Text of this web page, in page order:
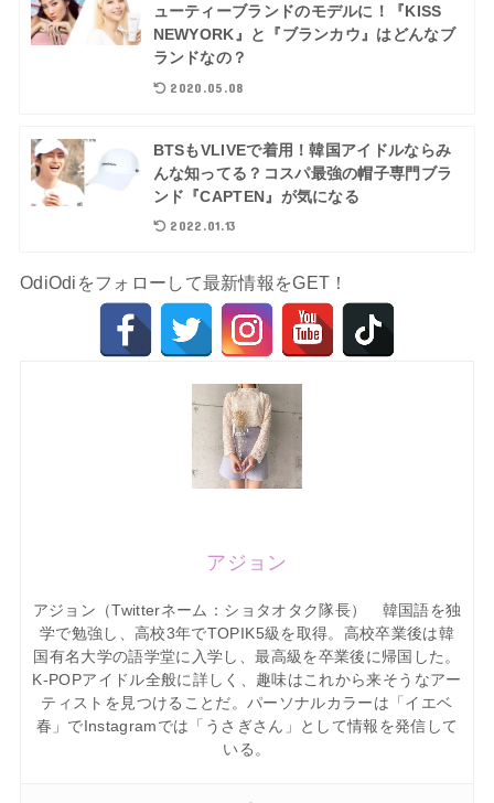
ューティーブランドのモデルに！『KISS
NEWYORK』と『ブランカウ』はどんなブ
ランドなの？
2020.05.08
BTSもVLIVEで着用！韓国アイドルならみ
んな知ってる？コスパ最強の帽子専門ブラ
ンド『CAPTEN』が気になる
2022.01.13
OdiOdiをフォローして最新情報をGET！
アジョン
アジョン（Twitterネーム：ショタオタク隊長） 韓国語を独
学で勉強し、高校3年でTOPIK5級を取得。高校卒業後は韓
国有名大学の語学堂に入学し、最高級を卒業後に帰国した。
K-POPアイドル全般に詳しく、趣味はこれから来そうなアー
ティストを見つけることだ。パーソナルカラーは「イエベ
春」でInstagramでは「うさぎさん」として情報を発信して
いる。